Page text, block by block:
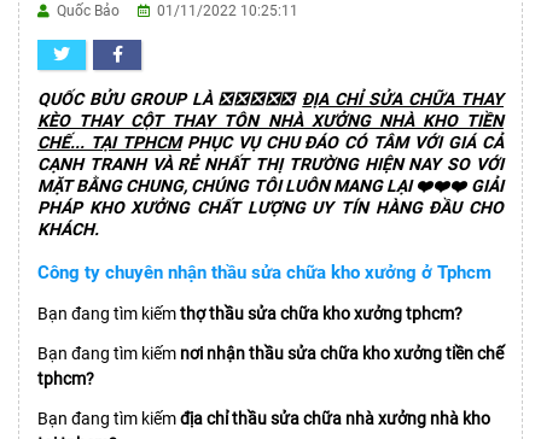
Quốc Bảo 01/11/2022 10:25:11
QUỐC BỬU GROUP LÀ ❎❎❎❎❎ ĐỊA CHỈ SỬA CHỮA THAY
KÈO THAY CỘT THAY TÔN NHÀ XƯỞNG NHÀ KHO TIỀN
CHẾ... TẠI TPHCMPHỤC VỤ CHU ĐÁO CÓ TÂM VỚI GIÁ CẢ
CẠNH TRANH VÀ RẺ NHẤT THỊ TRƯỜNG HIỆN NAY SO VỚI
MẶT BẰNG CHUNG, CHÚNG TÔI LUÔN MANG LẠI ❤️❤️❤️ GIẢI
PHÁP KHO XƯỞNG CHẤT LƯỢNG UY TÍN HÀNG ĐẦU CHO
KHÁCH.
Công ty chuyên nhận thầu sửa chữa kho xưởng ở Tphcm
Bạn đang tìm kiếmthợ thầu sửa chữa kho xưởng tphcm?
Bạn đang tìm kiếm nơi nhận thầu sửa chữa kho xưởng tiền chế
tphcm?
Bạn đang tìm kiếmđịa chỉ thầu sửa chữa nhà xưởng nhà kho